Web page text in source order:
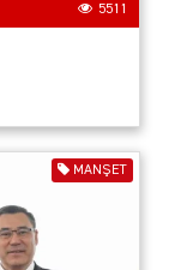
5511
MANŞET